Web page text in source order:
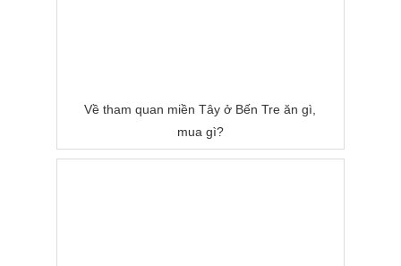
Về tham quan miền Tây ở Bến Tre ăn gì,
mua gì?